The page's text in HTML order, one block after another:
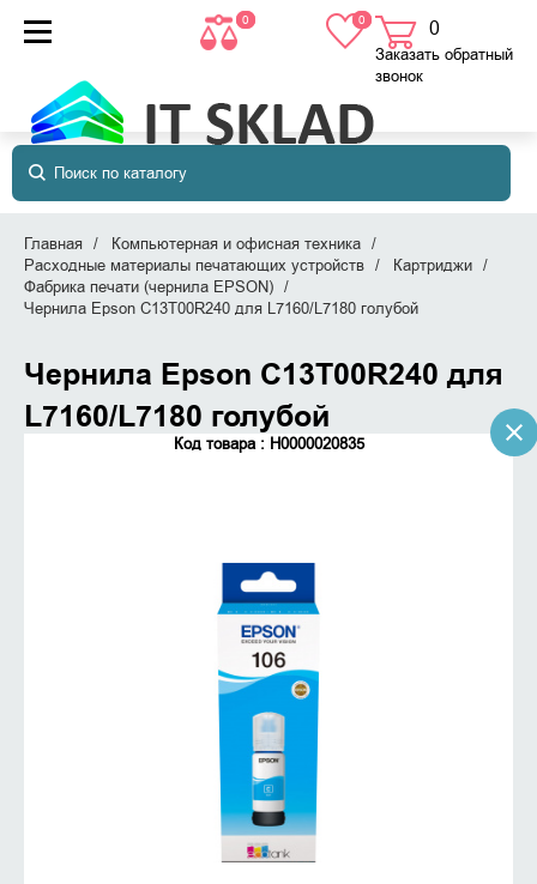
0 0 0
в корзине
Заказать обратный
звонок
Главная
Компьютерная и офисная техника
Расходные материалы печатающих устройств
Картриджи
Фабрика печати (чернила EPSON)
Чернила Epson C13T00R240 для L7160/L7180 голубой
Чернила Epson C13T00R240 для
L7160/L7180 голубой
Код товара : Н0000020835